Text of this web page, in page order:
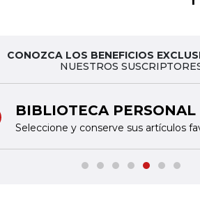
CONOZCA LOS BENEFICIOS
NUESTROS
BIBLIOTECA PERSONAL
Seleccione y conserve sus artículos